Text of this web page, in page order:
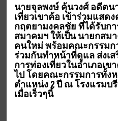
นายจุลพงษ์ คุ้นวงศ์ อดีต
เที่ยวเขาค้อ เข้าร่วมแสด
กฤตยามงคลชัย ที่ได้รับก
สมาคมฯ ให้เป็น นายกสม
คนใหม่ พร้อมคณะกรรมก
ร่วมกันทำหน้าที่ดูแล ส่งเ
การท่องเที่ยวในอำเภอเ
ไป โดยคณะกรรมการทั้ง
ตำแหน่ง 2 ปี ณ โรงแรมบ
เมื่อเร็วๆนี้